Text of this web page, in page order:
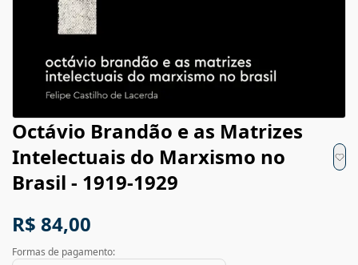
Octávio Brandão e as Matrizes
Intelectuais do Marxismo no
Brasil - 1919-1929
R$ 84,00
Formas de pagamento: